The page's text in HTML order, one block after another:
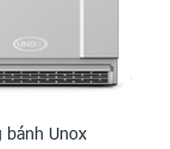
bánh Unox